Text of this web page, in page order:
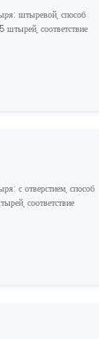
штыревой, способ
соответствие
с отверстием, способ
соответствие